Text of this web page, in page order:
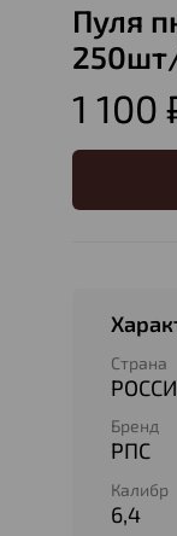
Пуля
1 100
Страна
Бренд
РПС
Калибр
6,4